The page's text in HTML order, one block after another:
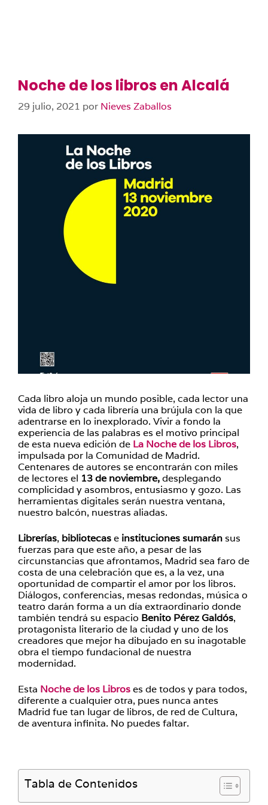
Noche de los libros en Alcalá
29 julio, 2021 por Nieves Zaballos
Cada libro aloja un mundo posible, cada lector una
vida de libro y cada librería una brújula con la que
adentrarse en lo inexplorado. Vivir a fondo la
experiencia de las palabras es el motivo principal
de esta nueva edición de La Noche de los Libros,
impulsada por la Comunidad de Madrid.
Centenares de autores se encontrarán con miles
de lectores el 13 de noviembre,desplegando
complicidad y asombros, entusiasmo y gozo. Las
herramientas digitales serán nuestra ventana,
nuestro balcón, nuestras aliadas.
Librerías, bibliotecase instituciones sumaránsus
fuerzas para que este año, a pesar de las
circunstancias que afrontamos, Madrid sea faro de
costa de una celebración que es, a la vez, una
oportunidad de compartir el amor por los libros.
Diálogos, conferencias, mesas redondas, música o
teatro darán forma a un día extraordinario donde
también tendrá su espacio Benito Pérez Galdós,
protagonista literario de la ciudad y uno de los
creadores que mejor ha dibujado en su inagotable
obra el tiempo fundacional de nuestra
modernidad.
Esta Noche de los Libroses de todos y para todos,
diferente a cualquier otra, pues nunca antes
Madrid fue tan lugar de libros, de red de Cultura,
de aventura infinita. No puedes faltar.
Tabla de Contenidos